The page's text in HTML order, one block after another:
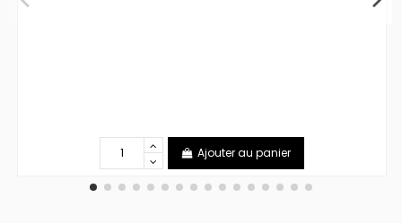
Ajouter au panier